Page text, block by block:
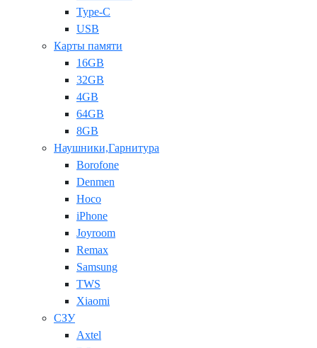
Type-C
USB
Карты памяти
16GB
32GB
4GB
64GB
8GB
Наушники,Гарнитура
Borofone
Denmen
Hoco
iPhone
Joyroom
Remax
Samsung
TWS
Xiaomi
СЗУ
Axtel